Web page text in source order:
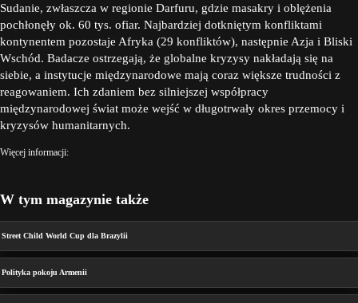
Sudanie, zwłaszcza w regionie Darfuru, gdzie masakry i oblężenia
pochłonęły ok. 60 tys. ofiar. Najbardziej dotkniętym konfliktami
kontynentem pozostaje Afryka (29 konfliktów), następnie Azja i Bliski
Wschód. Badacze ostrzegają, że globalne kryzysy nakładają się na
siebie, a instytucje międzynarodowe mają coraz większe trudności z
reagowaniem. Ich zdaniem bez silniejszej współpracy
międzynarodowej świat może wejść w długotrwały okres przemocy i
kryzysów humanitarnych.
Więcej informacji:
W tym magazynie także
Street Child World Cup dla Brazylii
Polityka pokoju Armenii